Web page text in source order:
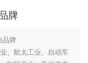
牌
品牌
、航太工业、自动车